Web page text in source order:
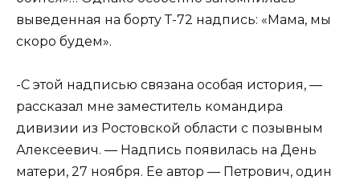
выведенная на борту Т-72 надпись: «Мама, мы
скоро будем».
-С этой надписью связана особая история, —
рассказал мне заместитель командира
дивизии из Ростовской области с позывным
Алексеевич. — Надпись появилась на День
матери, 27 ноября. Ее автор — Петрович, один